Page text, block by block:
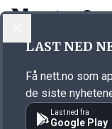
Annonsørinnhold
LAST NED
Få nett.no som
de siste
Last ned fra
Google Play